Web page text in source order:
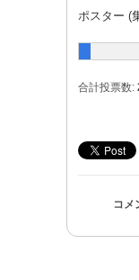
ポスター (
合計投票数:
コメ